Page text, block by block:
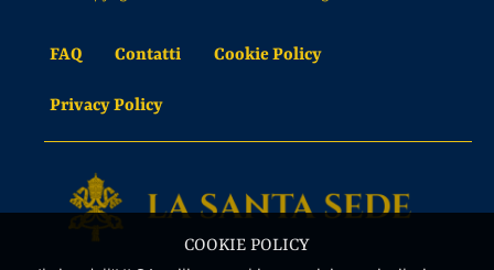
FAQ Contatti Cookie Policy
Privacy Policy
COOKIE POLICY